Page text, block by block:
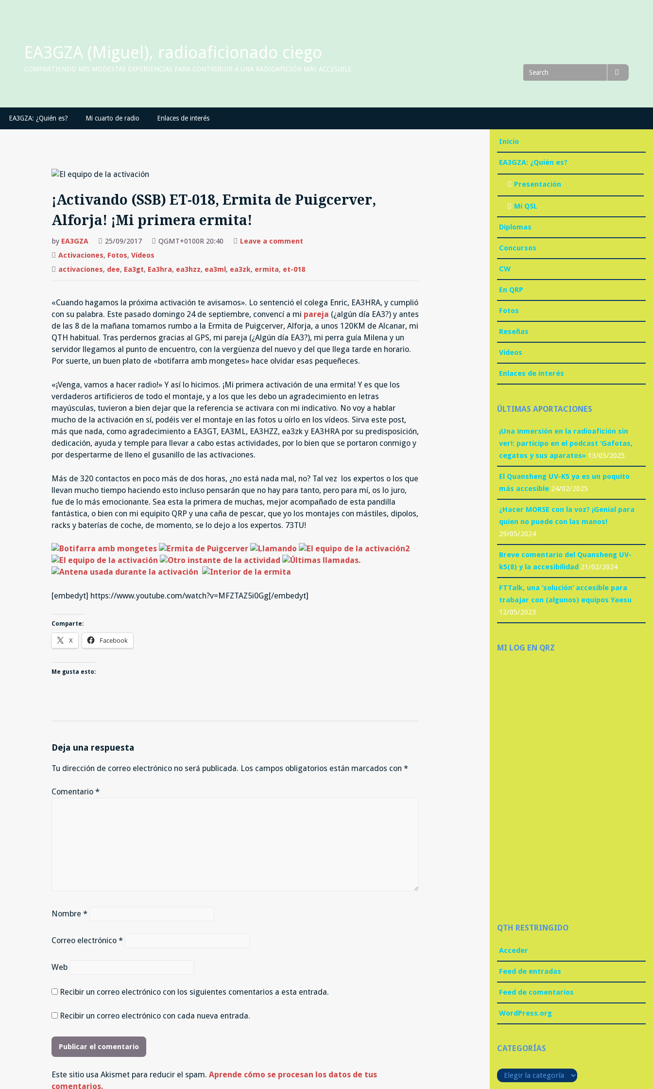
EA3GZA (Miguel), radioaficionado ciego
COMPARTIENDO MIS MODESTAS EXPERIENCIAS PARA CONTRIBUIR A UNA RADIOAFICIÓN MÁS ACCESIBLE
Search
for
EA3GZA: ¿Quién es? Mi cuarto de radio Enlaces de interés
¡Activando (SSB) ET-018, Ermita de Puigcerver,
Alforja! ¡Mi primera ermita!
by EA3GZA 25/09/2017 QGMT+0100R 20:40 Leave a commenton
018,
¡Mi
primera
ermita!
Activaciones, Fotos, Vídeos
activaciones, dee, Ea3gt, Ea3hra, ea3hzz, ea3ml, ea3zk, ermita, et-018
«Cuando hagamos la próxima activación te avisamos». Lo sentenció el colega Enric, EA3HRA, y cumplió
con su palabra. Este pasado domingo 24 de septiembre, convencí a mi pareja (¿algún día EA3?) y antes
de las 8 de la mañana tomamos rumbo a la Ermita de Puigcerver, Alforja, a unos 120KM de Alcanar, mi
QTH habitual. Tras perdernos gracias al GPS, mi pareja (¿Algún día EA3?), mi perra guía Milena y un
servidor llegamos al punto de encuentro, con la vergüenza del nuevo y del que llega tarde en horario.
Por suerte, un buen plato de «botifarra amb mongetes» hace olvidar esas pequeñeces.
«¡Venga, vamos a hacer radio!» Y así lo hicimos. ¡Mi primera activación de una ermita! Y es que los
verdaderos artificieros de todo el montaje, y a los que les debo un agradecimiento en letras
mayúsculas, tuvieron a bien dejar que la referencia se activara con mi indicativo. No voy a hablar
mucho de la activación en sí, podéis ver el montaje en las fotos u oírlo en los vídeos. Sirva este post,
más que nada, como agradecimiento a EA3GT, EA3ML, EA3HZZ, ea3zk y EA3HRA por su predisposición,
dedicación, ayuda y temple para llevar a cabo estas actividades, por lo bien que se portaron conmigo y
por despertarme de lleno el gusanillo de las activaciones.
Más de 320 contactos en poco más de dos horas, ¿no está nada mal, no? Tal vez los expertos o los que
llevan mucho tiempo haciendo esto incluso pensarán que no hay para tanto, pero para mí, os lo juro,
fue de lo más emocionante. Sea esta la primera de muchas, mejor acompañado de esta pandilla
fantástica, o bien con mi equipito QRP y una caña de pescar, que yo los montajes con mástiles, dipolos,
racks y baterías de coche, de momento, se lo dejo a los expertos. 73TU!
[embedyt] https://www.youtube.com/watch?v=MFZTAZ5i0Gg[/embedyt]
Comparte:
X Facebook
Me gusta esto:
Deja una respuesta
Tu dirección de correo electrónico no será publicada. Los campos obligatorios están marcados con *
Comentario *
Nombre *
Correo electrónico *
Web
Recibir un correo electrónico con los siguientes comentarios a esta entrada.
Recibir un correo electrónico con cada nueva entrada.
Este sitio usa Akismet para reducir el spam. Aprende cómo se procesan los datos de tus
comentarios.
Inicio
EA3GZA: ¿Quién es?
Presentación
Mi QSL
Diplomas
Concursos
CW
En QRP
Fotos
Reseñas
Vídeos
Enlaces de interés
ÚLTIMAS APORTACIONES
¡Una inmersión en la radioafición sin
ver!: participo en el podcast ‘Gafotas,
cegatos y sus aparatos» 13/05/2025
El Quansheng UV-K5 ya es un poquito
más accesible 24/02/2025
¿Hacer MORSE con la voz? ¡Genial para
quien no puede con las manos!
29/05/2024
Breve comentario del Quansheng UV-
k5(8) y la accesibilidad 21/02/2024
FTTalk, una ‘solución’ accesible para
trabajar con (algunos) equipos Yaesu
12/05/2023
MI LOG EN QRZ
QTH RESTRINGIDO
Acceder
Feed de entradas
Feed de comentarios
WordPress.org
CATEGORÍAS
Categorías